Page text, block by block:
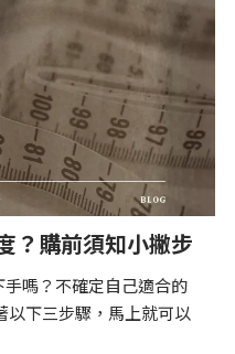
？購前須知小撇步
嗎？不確定自己適合的
以下三步驟，馬上就可以